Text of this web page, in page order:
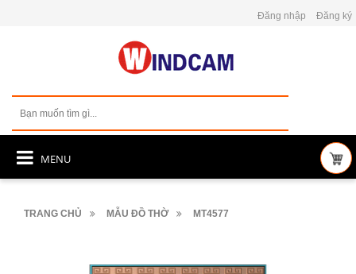
Đăng nhập Đăng ký
MENU
TRANG CHỦ MẪU ĐỒ THỜ MT4577